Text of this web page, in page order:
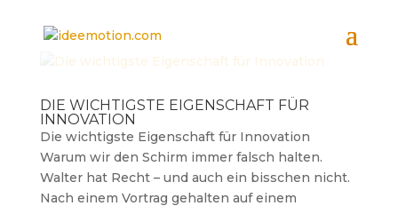
DIE WICHTIGSTE EIGENSCHAFT FÜR
INNOVATION
Die wichtigste Eigenschaft für Innovation
Warum wir den Schirm immer falsch halten.
Walter hat Recht – und auch ein bisschen nicht.
Nach einem Vortrag gehalten auf einem